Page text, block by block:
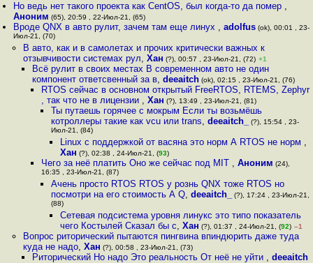
Но ведь нет такого проекта как CentOS, был когда-то да помер ,
Аноним (65), 20:59 , 22-Июл-21, (65)
Вроде QNX в авто рулит, зачем там еще линух ,adolfus (ok), 00:01 , 23-
Июл-21, (70)
В авто, как и в самолетах и прочих критически важных к
отзывчивости системах рул, Хан (?), 00:57 , 23-Июл-21, (72) +1
Всё рулит в своих местах В современном авто не один
компонент ответсвенный за в, deeaitch(ok), 02:15 , 23-Июл-21, (76)
RTOS сейчас в основном открытый FreeRTOS, RTEMS, Zephyr
, так что не в лицензии ,Хан (?), 13:49 , 23-Июл-21, (81)
Ты путаешь горячее с мокрым Если ты возьмёшь
котроллеры такие как vcu или trans, deeaitch_ (?), 15:54 , 23-
Июл-21, (84)
Linux с поддержкой от васяна это норм А RTOS не норм ,
Хан (?), 02:38 , 24-Июл-21, (93)
Чего за неё платить Оно же сейчас под MIT ,Аноним (24),
16:35 , 23-Июл-21, (87)
Ачень просто RTOS RTOS у рознь QNX тоже RTOS но
посмотри на его стоимость А Q, deeaitch_ (?), 17:24 , 23-Июл-21,
(88)
Сетевая подсистема уровня линукс это типо показатель
чего Костылей Сказал бы с, Хан (?), 01:37 , 24-Июл-21, (92) –1
Вопрос риторический пытаются пингвина впиндюрить даже туда
куда не надо, Хан (?), 00:58 , 23-Июл-21, (73)
Риторический Но надо Это реальность От неё не уйти , deeaitch